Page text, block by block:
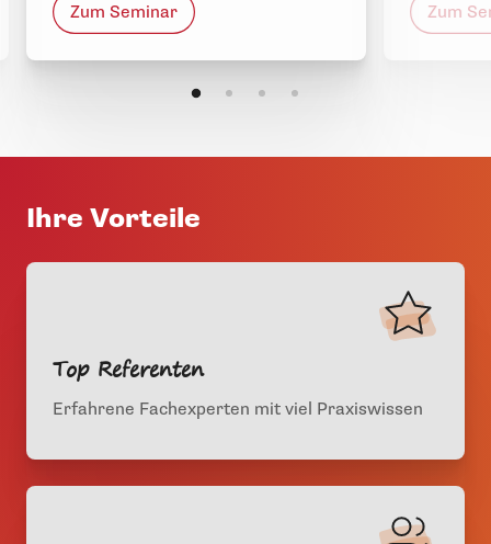
Zum Seminar Zum
Ihre Vorteile
Top Referenten
Erfahrene Fachexperten mit viel Praxiswissen